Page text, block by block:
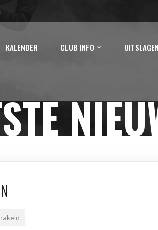
KALENDER CLUB INFO